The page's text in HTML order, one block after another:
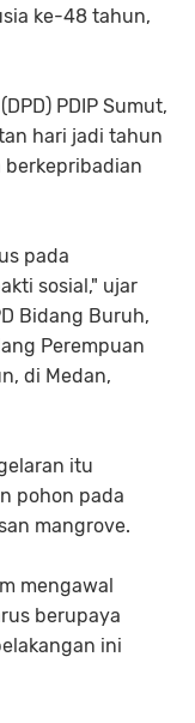
ke-48 tahun,
PDIP Sumut,
hari jadi tahun
berkepribadian
pada
sosial," ujar
Bidang Buruh,
Perempuan
di Medan,
itu
pohon pada
mangrove.
mengawal
berupaya
ini